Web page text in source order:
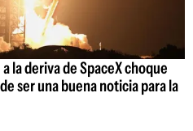
la deriva de SpaceX choque
ser una buena noticia para la